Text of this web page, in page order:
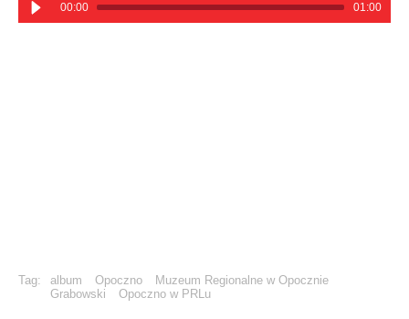
00:00 01:00
Tag: album Opoczno
Muzeum Regionalne w Opocznie
Grabowski
Opoczno w PRLu